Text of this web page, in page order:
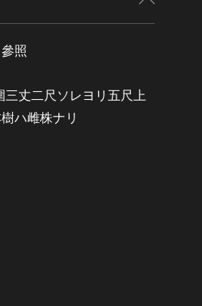
照
三丈二尺ソレヨリ五尺上
ハ雌株ナリ